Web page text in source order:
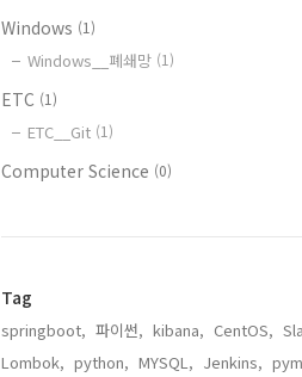
Windows (1)
Windows__폐쇄망 (1)
ETC (1)
ETC__Git (1)
Computer Science (0)
Tag
springboot, 파이썬, kibana, CentOS,
Lombok, python, MYSQL, Jenkins,